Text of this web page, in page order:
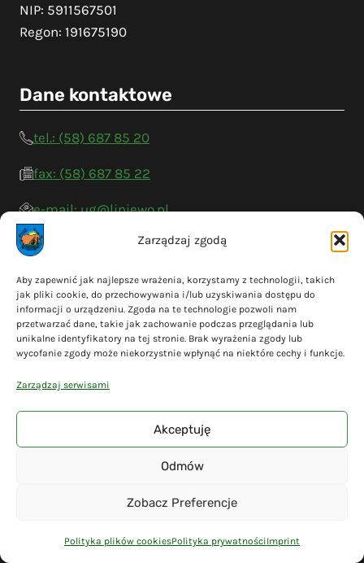
Zarządzaj zgodą
Aby zapewnić jak najlepsze wrażenia, korzystamy z technologii, takich
jak pliki cookie, do przechowywania i/lub uzyskiwania dostępu do
informacji o urządzeniu. Zgoda na te technologie pozwoli nam
przetwarzać dane, takie jak zachowanie podczas przeglądania lub
unikalne identyfikatory na tej stronie. Brak wyrażenia zgody lub
wycofanie zgody może niekorzystnie wpłynąć na niektóre cechy i funkcje.
Zarządzaj serwisami
Akceptuję
Odmów
Zobacz Preferencje
Polityka plików cookiesPolityka prywatnościImprint
NIP: 5911567501
Regon: 191675190
Dane kontaktowe
tel.: (58) 687 85 20
fax: (58) 687 85 22
e-mail: ug@liniewo.pl
ESP: /0t8o14cagu/
Godziny urzędowania
Poniedziałek: 7:30 - 15:30
Środa: 7:30 - 16:30
Czwartek: 7:30 - 15:30
Polityka prywatności